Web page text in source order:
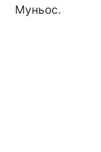
Муньос.